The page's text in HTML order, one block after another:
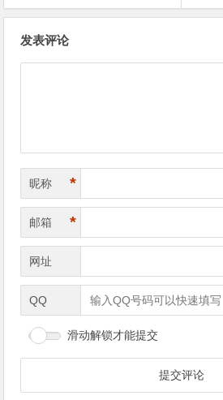
发表评论
昵称 *
邮箱 *
网址
QQ
滑动解锁才能提交